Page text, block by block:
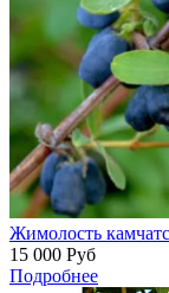
Жимолость
15 000 Руб
Подробнее